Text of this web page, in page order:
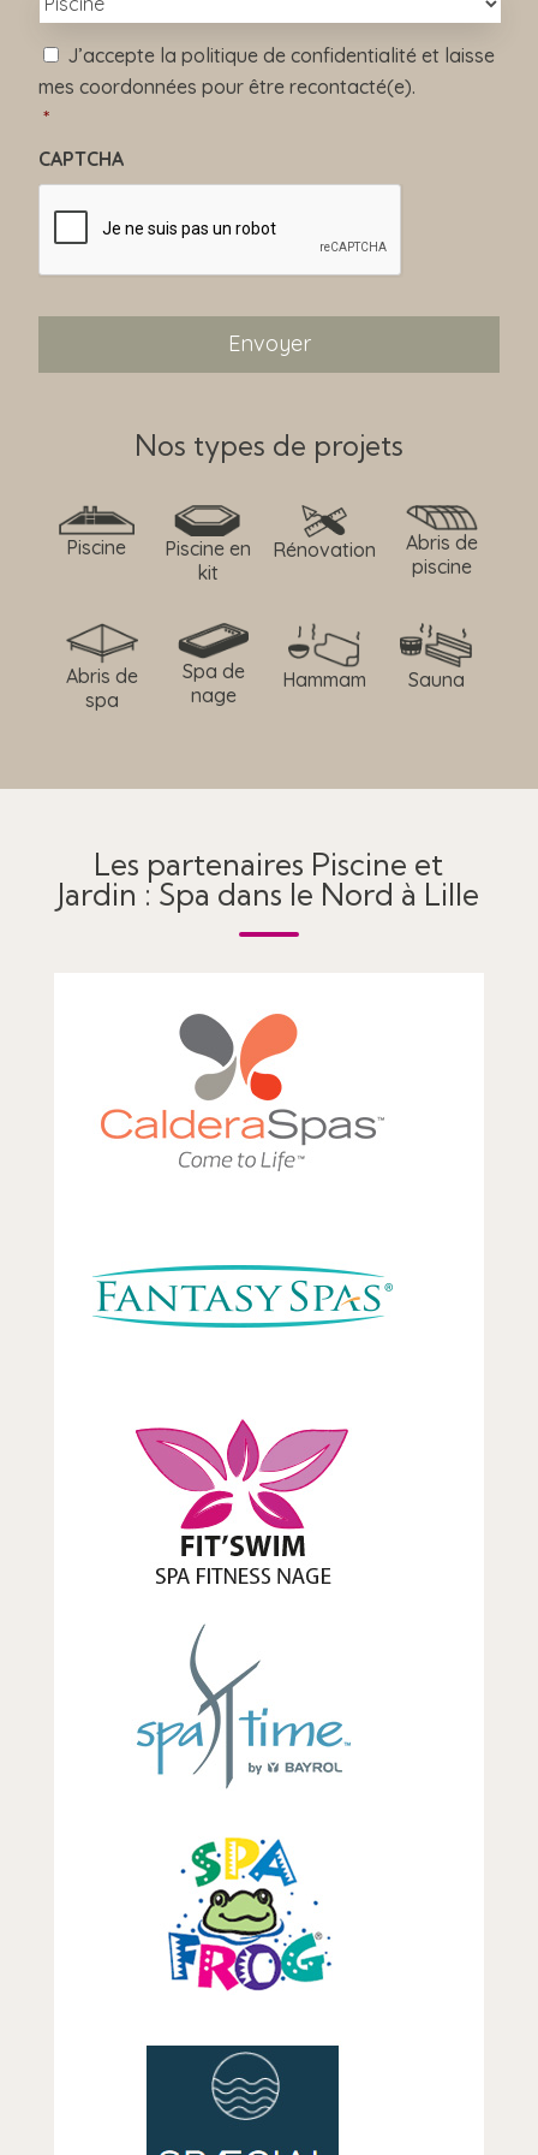
*
R
G
P
D
J’accepte la politique de confidentialité et laisse
mes coordonnées pour être recontacté(e).
*
CAPTCHA
Nos types de projets
Piscine
Piscine en
kit
Rénovation
Abris de
piscine
Abris de
spa
Spa de
nage
Hammam Sauna
Les partenaires Piscine et
Jardin : Spa dans le Nord à Lille